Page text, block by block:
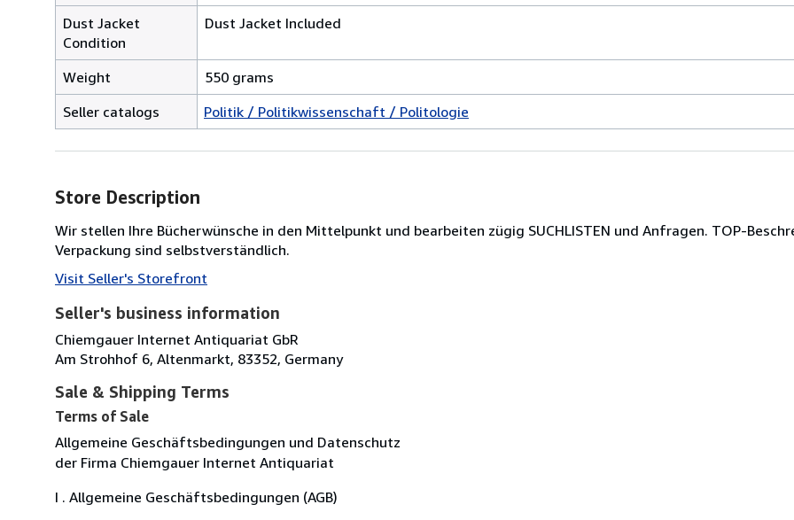
Dust Jacket
Condition
Dust Jacket Included
Weight
550 grams
Seller catalogs
Politik / Politikwissenschaft / Politologie
Store Description
Wir stellen Ihre Bücherwünsche in den Mittelpunkt und bearbeiten zügig SUCHLISTEN und Anfragen. TOP-
Verpackung sind selbstverständlich.
Visit Seller's Storefront
Seller's business information
Chiemgauer Internet Antiquariat GbR
Am Strohhof 6, Altenmarkt, 83352, Germany
Sale & Shipping Terms
Terms of Sale
Allgemeine Geschäftsbedingungen und Datenschutz
der Firma Chiemgauer Internet Antiquariat
I . Allgemeine Geschäftsbedingungen (AGB)